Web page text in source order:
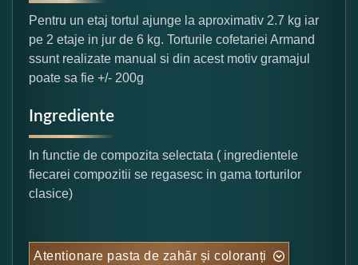
Pentru un etaj tortul ajunge la aproximativ 2.7 kg iar
pe 2 etaje in jur de 6 kg. Torturile cofetariei Armand
ssunt realizate manual si din acest motiv gramajul
poate sa fie +/- 200g
Ingrediente
In functie de compozita selectata ( ingredientele
fiecarei compozitii se regasesc in gama torturilor
clasice)
Atentionare pasta de zahăr și coloranți